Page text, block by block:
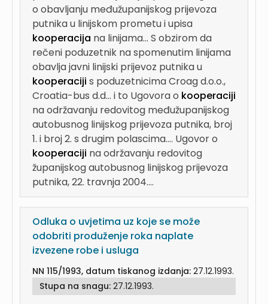
o obavljanju međužupanijskog prijevoza
putnika u linijskom prometu i upisa
kooperacija na linijama... S obzirom da
rečeni poduzetnik na spomenutim linijama
obavlja javni linijski prijevoz putnika u
kooperaciji s poduzetnicima Croag d.o.o.,
Croatia-bus d.d... i to Ugovora o kooperaciji
na održavanju redovitog međužupanijskog
autobusnog linijskog prijevoza putnika, broj
1. i broj 2. s drugim polascima.... Ugovor o
kooperaciji na održavanju redovitog
županijskog autobusnog linijskog prijevoza
putnika, 22. travnja 2004....
Odluka o uvjetima uz koje se može
odobriti produženje roka naplate
izvezene robe i usluga
NN 115/1993, datum tiskanog izdanja: 27.12.1993.
Stupa na snagu: 27.12.1993.